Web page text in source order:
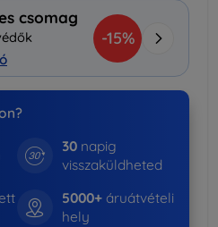
csomag
-15%
30 napig
visszaküldheted
5000+ áruátvételi
hely